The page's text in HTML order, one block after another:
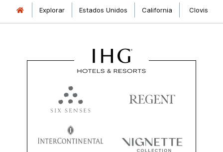
Explorar Estados Unidos California Clovis